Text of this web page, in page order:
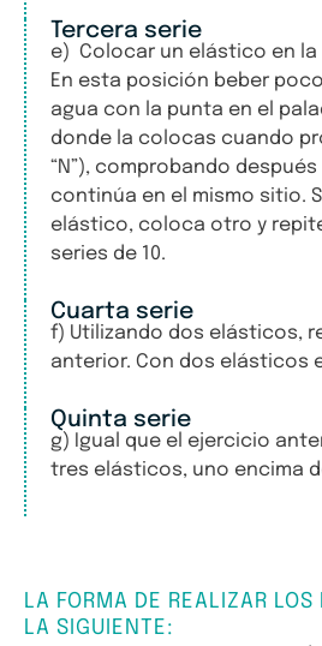
Tercera serie
e) Colocar un elástico en la
En esta posición beber
agua con la punta en el
donde la colocas cuando
“N”), comprobando
continúa en el mismo sitio.
elástico, coloca otro y
series de 10.
Cuarta serie
f) Utilizando dos elásticos,
anterior. Con dos elásticos
Quinta serie
g) Igual que el ejercicio
tres elásticos, uno encima
LA FORMA DE REALIZAR
LA SIGUIENTE: